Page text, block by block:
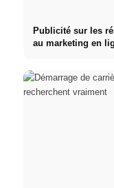
Publicité sur les
au marketing en